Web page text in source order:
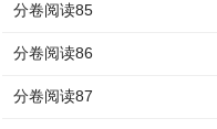
分卷阅读85
分卷阅读86
分卷阅读87